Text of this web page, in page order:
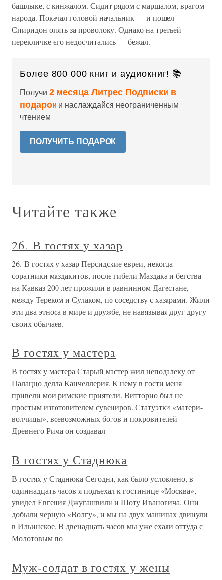
башлыке, с кинжалом. Сидит рядом с маршалом, врагом
народа. Покачал головой начальник — и пошел
Спиридон опять за проволоку. Однако на третьей
перекличке его недосчитались — бежал.
Более 800 000 книг и аудиокниг! 📚
Получи 2 месяца Литрес Подписки в
подарок и наслаждайся неограниченным
чтением
ПОЛУЧИТЬ ПОДАРОК
Читайте также
26. В гостях у хазар
26. В гостях у хазар Персидские евреи, некогда
соратники маздакитов, после гибели Маздака и бегства
на Кавказ 200 лет прожили в равнинном Дагестане,
между Тереком и Сулаком, по соседству с хазарами. Жили
эти два этноса в мире и дружбе, не навязывая друг другу
своих обычаев.
В гостях у мастера
В гостях у мастера Старый мастер жил неподалеку от
Палаццо делла Канчеллерия. К нему в гости меня
привели мои римские приятели. Витторио был не
простым изготовителем сувениров. Статуэтки «матери-
волчицы», всевозможных богов и покровителей
Древнего Рима он создавал
В гостях у Стаднюка
В гостях у Стаднюка Сегодня, как было условлено, в
одиннадцать часов я подъехал к гостинице «Москва»,
увидел Евгения Джугашвили и Шоту Ивановича. Они
добыли черную «Волгу», и мы на двух машинах двинули
в Ильинское. В двенадцать часов мы уже ехали оттуда с
Молотовым по
Муж-солдат в гостях у жены